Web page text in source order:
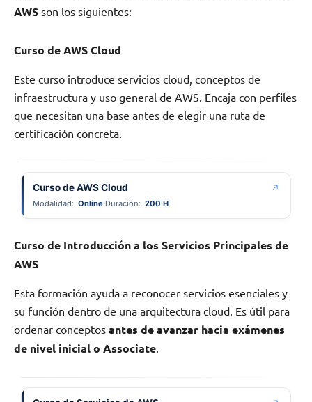
AWS son los siguientes:
Curso de AWS Cloud
Este curso introduce servicios cloud, conceptos de
infraestructura y uso general de AWS. Encaja con perfiles
que necesitan una base antes de elegir una ruta de
certificación concreta.
Curso de AWS Cloud ↗
Modalidad: Online Duración: 200 H
Curso de Introducción a los Servicios Principales de
AWS
Esta formación ayuda a reconocer servicios esenciales y
su función dentro de una arquitectura cloud. Es útil para
ordenar conceptos antes de avanzar hacia exámenes
de nivel inicial o Associate